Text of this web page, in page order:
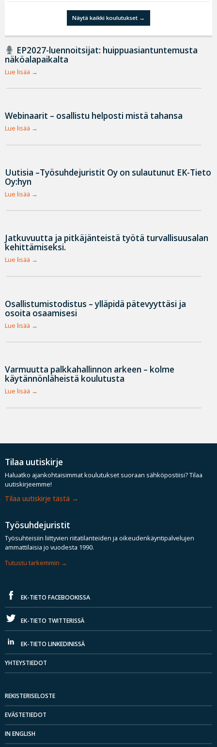
Näytä kaikki koulutukset
EP2027-luennoitsijat: huippuasiantuntemusta
näköalapaikalta
Lue lisää
Webinaarit – osallistu helposti mistä tahansa
Lue lisää
Uutisia –Työsuhdejuristit Oy on sulautunut EK-Tieto
Oy:hyn
Lue lisää
Jatkuvuutta ja pitkäjänteistä työtä turvallisuusalan
kehittämiseksi.
Lue lisää
Osallistumistodistus – ylläpidä pätevyyttäsi ja
osoita osaamisesi
Lue lisää
Varmuutta palkkahallinnon arkeen – kolme
käytännönläheistä koulutusta
Lue lisää
Tilaa uutiskirje
Haluatko ajankohtaisimmat koulutukset suoraan sähköpostiisi? Tilaa
uutiskirjeemme!
Tilaa uutiskirje tästä
Työsuhdejuristit
Työsuhteisiin liittyvien riitatilanteiden ja oikeudenkäyntipalvelujen
ammattilaisia jo vuodesta 1990.
Tutustu tarkemmin
EK-TIETO FACEBOOKISSA
EK-TIETO TWITTERISSÄ
EK-TIETO LINKEDINISSÄ
YHTEYSTIEDOT
REKISTERISELOSTE
EVÄSTETIEDOT
IN ENGLISH